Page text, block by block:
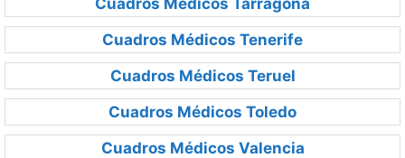
Cuadros Médicos Tenerife
Cuadros Médicos Teruel
Cuadros Médicos Toledo
Cuadros Médicos Valencia